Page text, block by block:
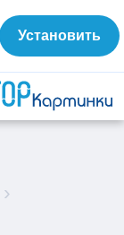
Установить